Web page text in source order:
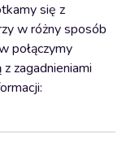
się z
w różny sposób
połączymy
zagadnieniami